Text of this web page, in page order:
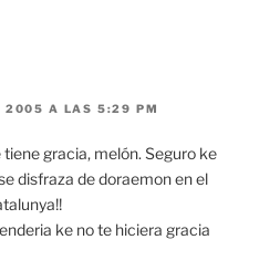
2005 A LAS 5:29 PM
tiene gracia, melón. Seguro ke
disfraza de doraemon en el
ke no te hiciera gracia